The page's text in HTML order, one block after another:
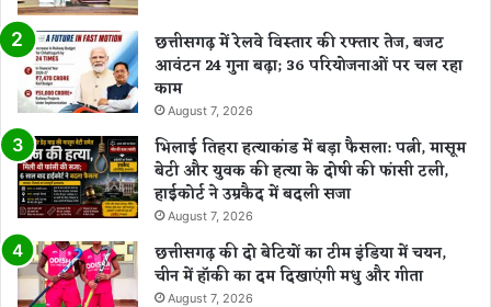
छत्तीसगढ़ में रेलवे विस्तार की रफ्तार तेज, बजट
आवंटन 24 गुना बढ़ा; 36 परियोजनाओं पर चल रहा
काम
August 7, 2026
भिलाई तिहरा हत्याकांड में बड़ा फैसला: पत्नी, मासूम
बेटी और युवक की हत्या के दोषी की फांसी टली,
हाईकोर्ट ने उम्रकैद में बदली सजा
August 7, 2026
छत्तीसगढ़ की दो बेटियों का टीम इंडिया में चयन,
चीन में हॉकी का दम दिखाएंगी मधु और गीता
August 7, 2026